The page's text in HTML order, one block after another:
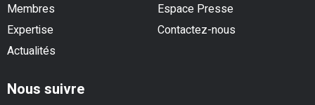
Membres
Espace Presse
Expertise
Contactez-nous
Actualités
Nous suivre